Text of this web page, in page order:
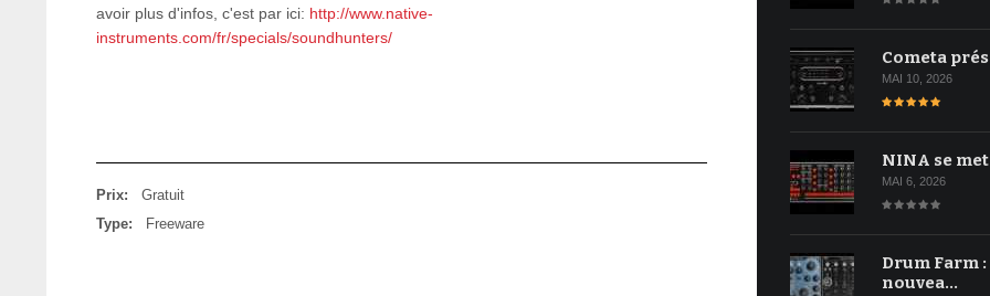
avoir plus d'infos, c'est par ici: http://www.native-
instruments.com/fr/specials/soundhunters/
Prix:
Gratuit
Type:
Freeware
Cometa
MAI 10, 2026
NINA se
MAI 6, 2026
Drum Farm :
nouvea…